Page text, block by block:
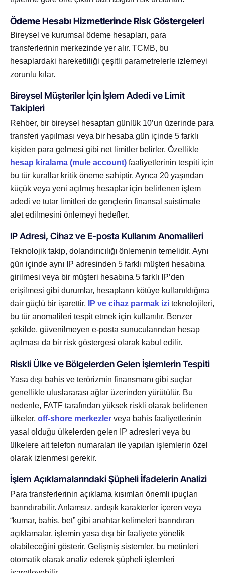
Ödeme Hesabı Hizmetlerinde Risk Göstergeleri
Bireysel ve kurumsal ödeme hesapları, para
transferlerinin merkezinde yer alır. TCMB, bu
hesaplardaki hareketliliği çeşitli parametrelerle izlemeyi
zorunlu kılar.
Bireysel Müşteriler İçin İşlem Adedi ve Limit
Takipleri
Rehber, bir bireysel hesaptan günlük 10’un üzerinde para
transferi yapılması veya bir hesaba gün içinde 5 farklı
kişiden para gelmesi gibi net limitler belirler. Özellikle
hesap kiralama (mule account) faaliyetlerinin tespiti için
bu tür kurallar kritik öneme sahiptir. Ayrıca 20 yaşından
küçük veya yeni açılmış hesaplar için belirlenen işlem
adedi ve tutar limitleri de gençlerin finansal suistimale
alet edilmesini önlemeyi hedefler.
IP Adresi, Cihaz ve E-posta Kullanım Anomalileri
Teknolojik takip, dolandırıcılığı önlemenin temelidir. Aynı
gün içinde aynı IP adresinden 5 farklı müşteri hesabına
girilmesi veya bir müşteri hesabına 5 farklı IP’den
erişilmesi gibi durumlar, hesapların kötüye kullanıldığına
dair güçlü bir işarettir.
IP ve cihaz parmak izi teknolojileri,
bu tür anomalileri tespit etmek için kullanılır. Benzer
şekilde, güvenilmeyen e-posta sunucularından hesap
açılması da bir risk göstergesi olarak kabul edilir.
Riskli Ülke ve Bölgelerden Gelen İşlemlerin Tespiti
Yasa dışı bahis ve terörizmin finansmanı gibi suçlar
genellikle uluslararası ağlar üzerinden yürütülür. Bu
nedenle, FATF tarafından yüksek riskli olarak belirlenen
ülkeler, off-shore merkezler veya bahis faaliyetlerinin
yasal olduğu ülkelerden gelen IP adresleri veya bu
ülkelere ait telefon numaraları ile yapılan işlemlerin özel
olarak izlenmesi gerekir.
İşlem Açıklamalarındaki Şüpheli İfadelerin Analizi
Para transferlerinin açıklama kısımları önemli ipuçları
barındırabilir. Anlamsız, ardışık karakterler içeren veya
“kumar, bahis, bet” gibi anahtar kelimeleri barındıran
açıklamalar, işlemin yasa dışı bir faaliyete yönelik
olabileceğini gösterir. Gelişmiş sistemler, bu metinleri
otomatik olarak analiz ederek şüpheli işlemleri